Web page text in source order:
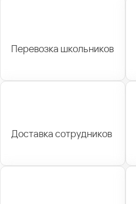
Перевозка школьников
Доставка сотрудников